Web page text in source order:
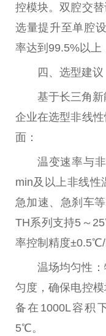
控模块。双腔交
选量提升至单腔
率达到99.5%以上
四、选型建议
基于长三角新
企业在选型非线
面：
温变速率与
min及以上非线性
急加速、急刹车
TH系列支持5～
率控制精度±0.5℃/
温场均匀性
匀度，确保电控
备在1000L容积
5℃。